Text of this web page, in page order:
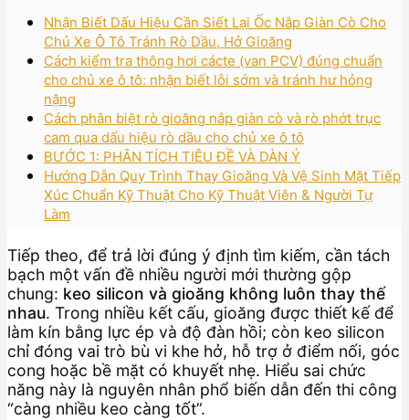
Nhận Biết Dấu Hiệu Cần Siết Lại Ốc Nắp Giàn Cò Cho
Chủ Xe Ô Tô Tránh Rò Dầu, Hở Gioăng
Cách kiểm tra thông hơi cácte (van PCV) đúng chuẩn
cho chủ xe ô tô: nhận biết lỗi sớm và tránh hư hỏng
nặng
Cách phân biệt rò gioăng nắp giàn cò và rò phớt trục
cam qua dấu hiệu rò dầu cho chủ xe ô tô
BƯỚC 1: PHÂN TÍCH TIÊU ĐỀ VÀ DÀN Ý
Hướng Dẫn Quy Trình Thay Gioăng Và Vệ Sinh Mặt Tiếp
Xúc Chuẩn Kỹ Thuật Cho Kỹ Thuật Viên & Người Tự
Làm
Tiếp theo, để trả lời đúng ý định tìm kiếm, cần tách
bạch một vấn đề nhiều người mới thường gộp
chung: keo silicon và gioăng không luôn thay thế
nhau. Trong nhiều kết cấu, gioăng được thiết kế để
làm kín bằng lực ép và độ đàn hồi; còn keo silicon
chỉ đóng vai trò bù vi khe hở, hỗ trợ ở điểm nối, góc
cong hoặc bề mặt có khuyết nhẹ. Hiểu sai chức
năng này là nguyên nhân phổ biến dẫn đến thi công
“càng nhiều keo càng tốt”.